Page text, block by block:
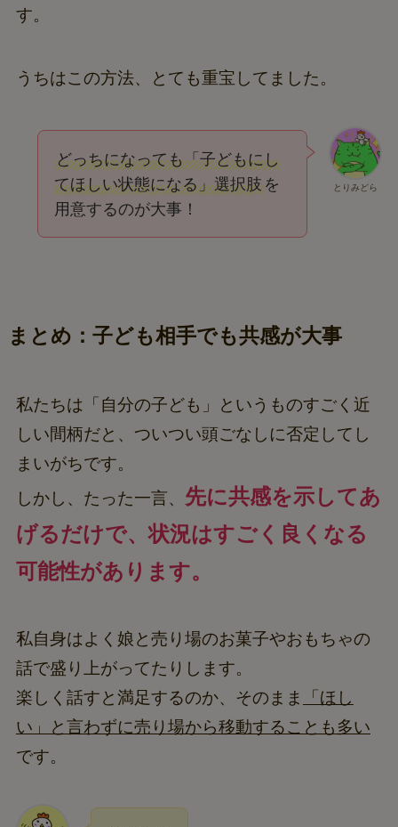
す。
うちはこの方法、とても重宝してました。
とりみどら
どっちになっても「子どもにし
てほしい状態になる」選択肢を
用意するのが大事！
まとめ：子ども相手でも共感が大事
私たちは「自分の子ども」というものすごく近
しい間柄だと、ついつい頭ごなしに否定してし
まいがちです。
しかし、たった一言、 先に共感を示してあ
げるだけで、状況はすごく良くなる
可能性があります。
私自身はよく娘と売り場のお菓子やおもちゃの
話で盛り上がってたりします。
楽しく話すと満足するのか、そのまま
「ほし
い」と言わずに売り場から移動することも多い
です。